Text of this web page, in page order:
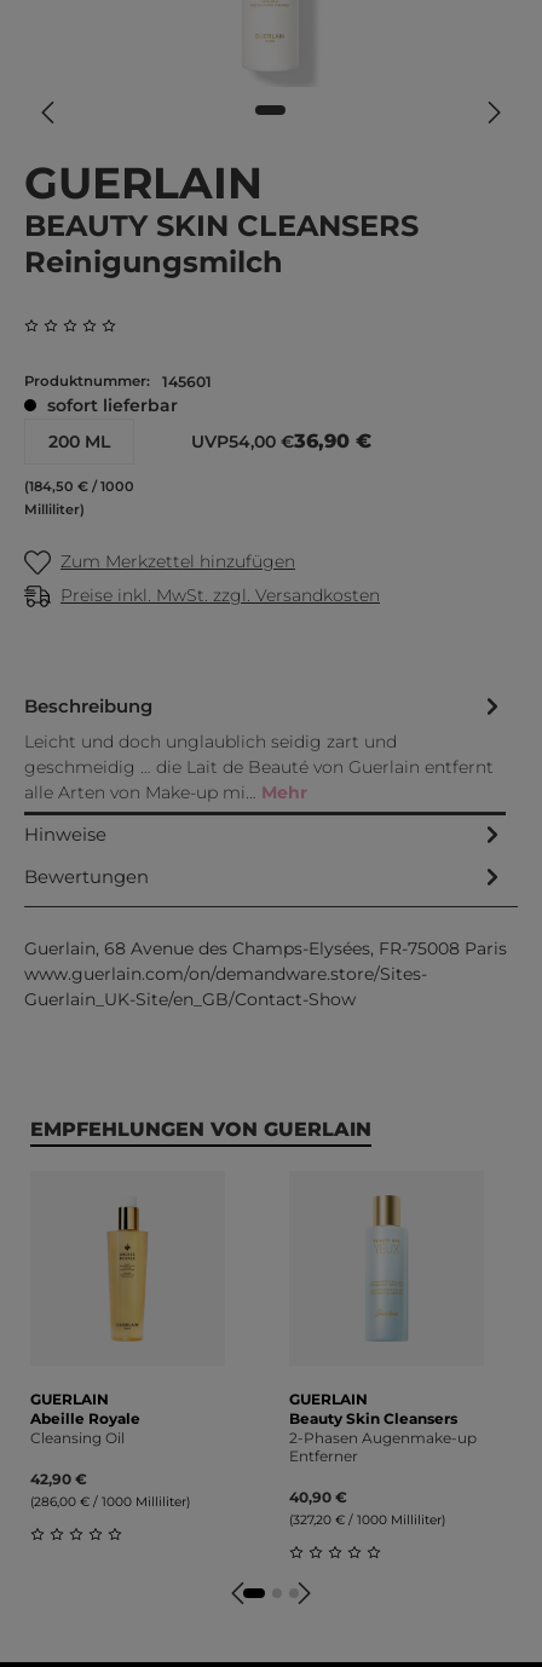
GUERLAIN
BEAUTY SKIN CLEANSERS
Reinigungsmilch
Produktnummer: 145601
sofort lieferbar
200 ML
(184,50 € / 1000
Milliliter)
UVP54,00 €36,90 €
Zum Merkzettel hinzufügen
Preise inkl. MwSt. zzgl. Versandkosten
Beschreibung
Leicht und doch unglaublich seidig zart und
geschmeidig … die Lait de Beauté von Guerlain entfernt
alle Arten von Make-up mi… Mehr
Hinweise
Bewertungen
Guerlain, 68 Avenue des Champs-Elysées, FR-75008 Paris
www.guerlain.com/on/demandware.store/Sites-
Guerlain_UK-Site/en_GB/Contact-Show
Produktgalerie überspringen
EMPFEHLUNGEN VON GUERLAIN
GUERLAIN
Abeille Royale
Cleansing Oil
42,90 €
(286,00 € / 1000 Milliliter)
GUERLAIN
Beauty Skin Cleansers
2-Phasen Augenmake-up
Entferner
40,90 €
(327,20 € / 1000 Milliliter)
Durchschnittliche